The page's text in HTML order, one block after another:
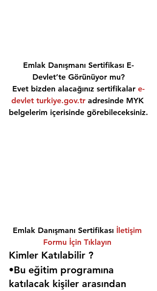
Emlak Danışmanı Sertifikası E-
Devlet’te Görünüyor mu?
Evet bizden alacağınız sertifikalar e-
devlet turkiye.gov.tr adresinde MYK
belgelerim içerisinde görebileceksiniz.
Emlak Danışmanı Sertifikası İletişim
Formu İçin Tıklayın
Kimler Katılabilir ?
•Bu eğitim programına
katılacak kişiler arasından